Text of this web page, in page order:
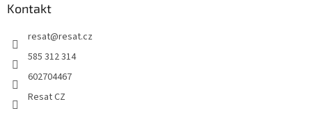
Kontakt
resat@resat.cz
585 312 314
602704467
Resat CZ